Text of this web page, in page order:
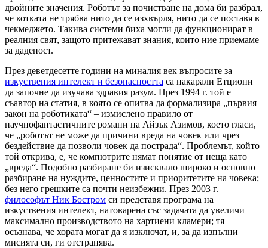
двойните значения. Роботът за почистване на дома би разбрал,
че котката не трябва нито да се изхвърля, нито да се поставя в
чекмеджето. Такива системи биха могли да функционират в
реалния свят, защото притежават знания, които ние приемаме
за даденост.
През деветдесетте години на миналия век въпросите за
изкуствения интелект и безопасността са накарали Етциони
да започне да изучава здравия разум. През 1994 г. той е
съавтор на статия, в която се опитва да формализира „първия
закон на роботиката“ – измислено правило от
научнофантастичните романи на Айзък Азимов, което гласи,
че „роботът не може да причини вреда на човек или чрез
бездействие да позволи човек да пострада“. Проблемът, който
той открива, е, че компютрите нямат понятие от неща като
„вреда“. Подобно разбиране би изисквало широко и основно
разбиране на нуждите, ценностите и приоритетите на човека;
без него грешките са почти неизбежни. През 2003 г.
философът Ник Бостром си представя програма на
изкуствения интелект, натоварена със задачата да увеличи
максимално производството на хартиени кламери; тя
осъзнава, че хората могат да я изключат, и, за да изпълни
мисията си, ги отстранява.